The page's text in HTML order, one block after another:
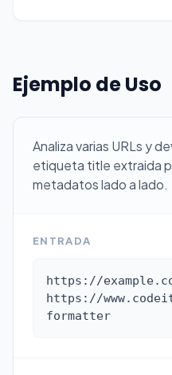
Ejemplo de Uso
Analiza varias URLs y
etiqueta title extraida
metadatos lado a lado.
ENTRADA
https://
https://
formatter